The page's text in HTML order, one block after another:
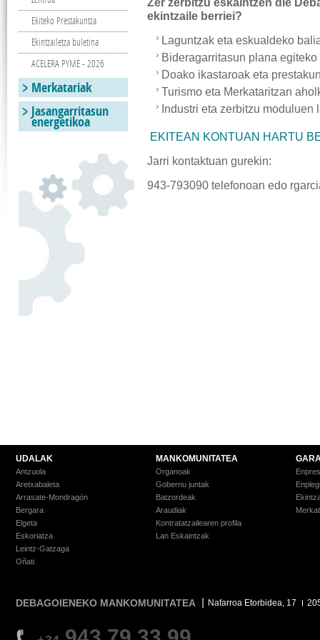
Zer zerbitzu eskaintzen die
ekintzaile berriei?
Laguntzak eta eskualdeko
Bideragarritasun plana
Doako ikastaroak eta
Turismo eta Merkataritzan
Industri eta zerbitzu
EKITEAN KONTUAN HARTU
Jarri kontaktuan gurekin:
943-793090 telefonoan edo
Ekiteko Prestakuntza
Ekintzailetza buletina
ACELERA PYME - 2026
Merkatariak
Jasangarritasun
energetikoa
UDALAK
Antzuola
Aretxabaleta
Arrasate-Mondragón
Bergara
Elgeta
Eskoriatza
Leintz-Gatzaga
Oñati
MANKOMUNITATEA
Organoak
Gobernu juntak
Batzordeak
Araudiak
Kontratatzailearen profila
Lan Eskaintzak
DEBAGOIENEKO MANKOMUNITATEA Nafarroa Etorbidea, 17